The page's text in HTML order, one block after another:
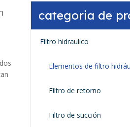
categoria de
Filtro hidraulico
Elementos de filtro
Filtro de retorno
Filtro de succión